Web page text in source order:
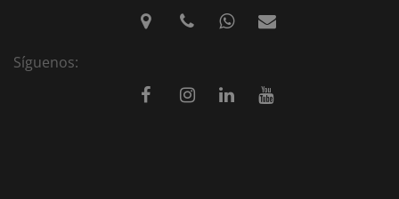
Síguenos: